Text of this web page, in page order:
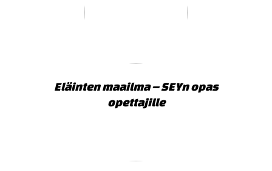
Eläinten maailma – SEYn opas
opettajille